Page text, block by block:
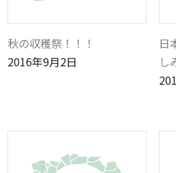
秋の収穫祭！！！
2016年9月2日
日
し